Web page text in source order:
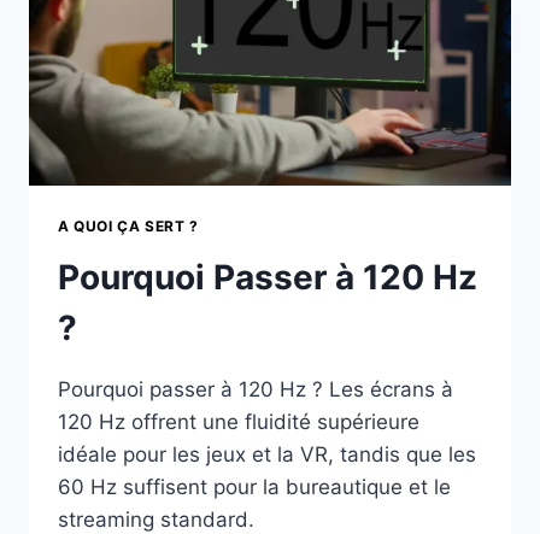
A QUOI ÇA SERT ?
Pourquoi Passer à 120 Hz
?
Pourquoi passer à 120 Hz ? Les écrans à
120 Hz offrent une fluidité supérieure
idéale pour les jeux et la VR, tandis que les
60 Hz suffisent pour la bureautique et le
streaming standard.